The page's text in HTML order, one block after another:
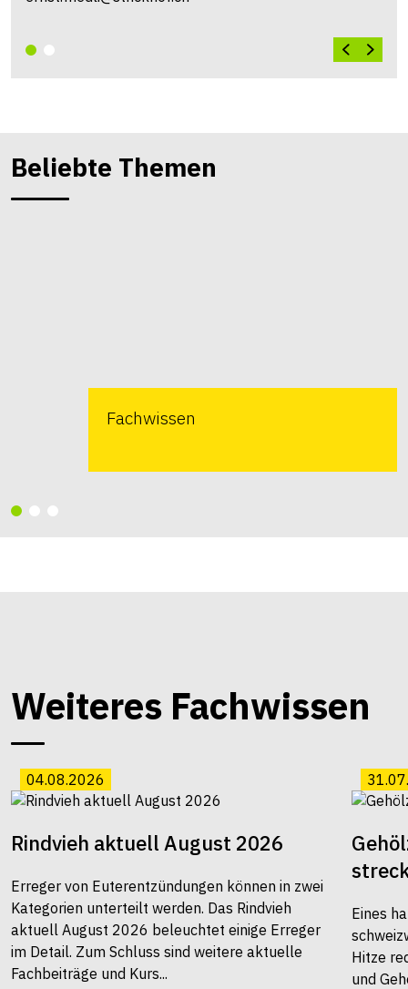
Beliebte Themen
Fachwissen
Weiteres Fachwissen
04.08.2026
Rindvieh aktuell August 2026
Erreger von Euterentzündungen können in zwei
Kategorien unterteilt werden. Das Rindvieh
aktuell August 2026 beleuchtet einige Erreger
im Detail. Zum Schluss sind weitere aktuelle
Fachbeiträge und Kurs...
Eines
Hitze
und